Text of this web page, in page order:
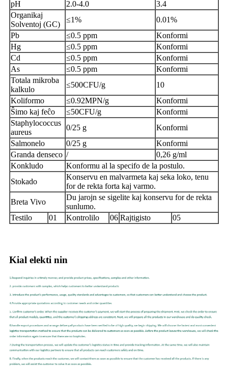
pH
2.0-4.0
3.4
Organikaj
Solventoj (GC)
≤1%
0.01%
Pb
≤0.5 ppm
Konformi
Hg
≤0.5 ppm
Konformi
Cd
≤0.5 ppm
Konformi
As
≤0.5 ppm
Konformi
Totala mikroba
kalkulo
≤500CFU/g
10
Koliformo
≤0.92MPN/g
Konformi
Ŝimo kaj feĉo
≤50CFU/g
Konformi
Staphylococcus
aureus
0/25 g
Konformi
Salmonelo
0/25 g
Konformi
Granda denseco /
0,26 g/ml
Konkludo
Konformu al la specifo de la postulo.
Stokado
Konservu en malvarmeta kaj seka loko, tenu
for de rekta forta kaj varmo.
Breta Vivo
Du jarojn se sigelite kaj konservu for de rekta
sunlumo.
Testilo
01 Kontrolilo 06 Rajtigisto 05
Kial elekti nin